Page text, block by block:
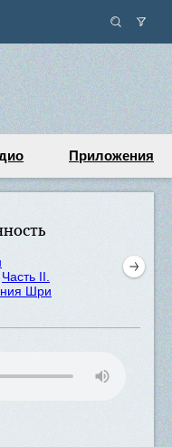
Приложения
Часть II.
Шри